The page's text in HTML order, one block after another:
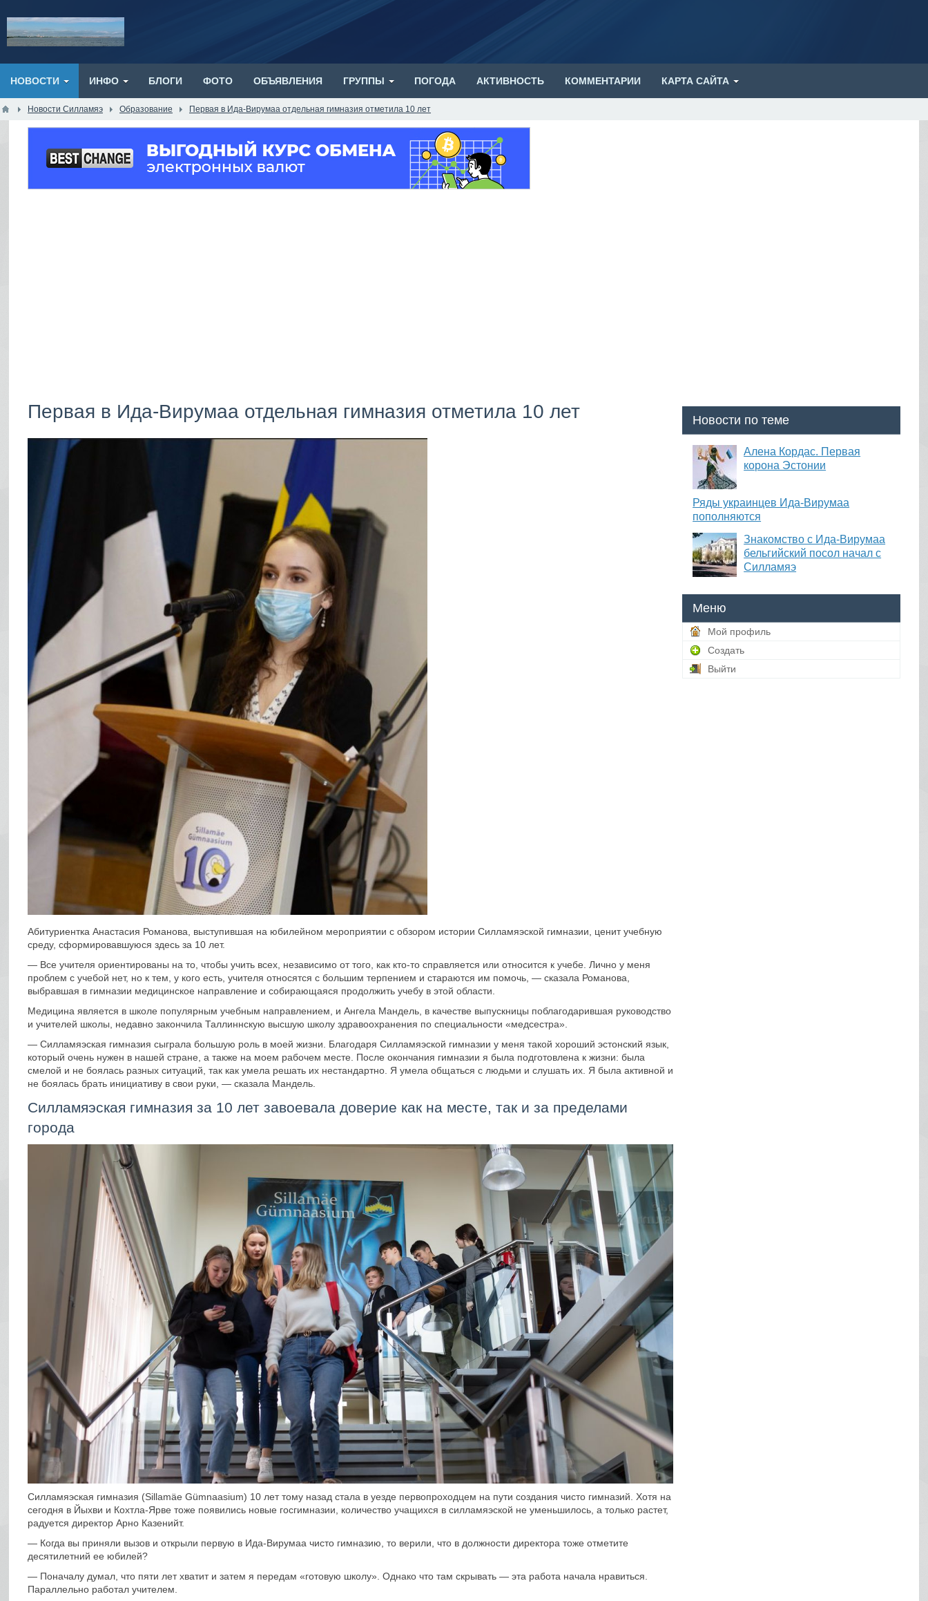
НОВОСТИ ИНФО БЛОГИ ФОТО ОБЪЯВЛЕНИЯ ГРУППЫ ПОГОДА АКТИВНОСТЬ КОММЕНТАРИИ КАРТА САЙТА
Новости Силламяэ Образование Первая в Ида-Вирумаа отдельная гимназия отметила 10 лет
Первая в Ида-Вирумаа отдельная гимназия отметила 10 лет
Абитуриентка Анастасия Романова, выступившая на юбилейном мероприятии с обзором истории Силламяэской гимназии, ценит учебную
среду, сформировавшуюся здесь за 10 лет.
— Все учителя ориентированы на то, чтобы учить всех, независимо от того, как кто-то справляется или относится к учебе. Лично у меня
проблем с учебой нет, но к тем, у кого есть, учителя относятся с большим терпением и стараются им помочь, — сказала Романова,
выбравшая в гимназии медицинское направление и собирающаяся продолжить учебу в этой области.
Медицина является в школе популярным учебным направлением, и Ангела Мандель, в качестве выпускницы поблагодарившая руководство
и учителей школы, недавно закончила Таллиннскую высшую школу здравоохранения по специальности «медсестра».
— Силламяэская гимназия сыграла большую роль в моей жизни. Благодаря Силламяэской гимназии у меня такой хороший эстонский язык,
который очень нужен в нашей стране, а также на моем рабочем месте. После окончания гимназии я была подготовлена к жизни: была
смелой и не боялась разных ситуаций, так как умела решать их нестандартно. Я умела общаться с людьми и слушать их. Я была активной и
не боялась брать инициативу в свои руки, — сказала Мандель.
Силламяэская гимназия за 10 лет завоевала доверие как на месте, так и за пределами
города
Силламяэская гимназия (Sillamäe Gümnaasium) 10 лет тому назад стала в уезде первопроходцем на пути создания чисто гимназий. Хотя на
сегодня в Йыхви и Кохтла-Ярве тоже появились новые госгимназии, количество учащихся в силламяэской не уменьшилось, а только растет,
радуется директор Арно Казенийт.
— Когда вы приняли вызов и открыли первую в Ида-Вирумаа чисто гимназию, то верили, что в должности директора тоже отметите
десятилетний ее юбилей?
— Поначалу думал, что пяти лет хватит и затем я передам «готовую школу». Однако что там скрывать — эта работа начала нравиться.
Параллельно работал учителем.
Новости по теме
Алена Кордас. Первая
корона Эстонии
Ряды украинцев Ида-Вирумаа
пополняются
Знакомство с Ида-Вирумаа
бельгийский посол начал с
Силламяэ
Меню
Мой профиль
Создать
Выйти